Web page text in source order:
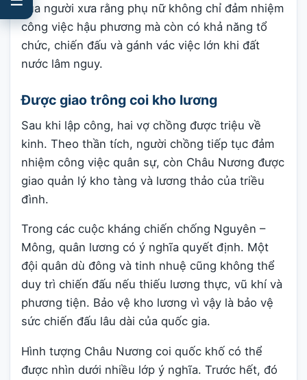
của người xưa rằng phụ nữ không chỉ đảm nhiệm
công việc hậu phương mà còn có khả năng tổ
chức, chiến đấu và gánh vác việc lớn khi đất
nước lâm nguy.
Được giao trông coi kho lương
Sau khi lập công, hai vợ chồng được triệu về
kinh. Theo thần tích, người chồng tiếp tục đảm
nhiệm công việc quân sự, còn Châu Nương được
giao quản lý kho tàng và lương thảo của triều
đình.
Trong các cuộc kháng chiến chống Nguyên –
Mông, quân lương có ý nghĩa quyết định. Một
đội quân dù đông và tinh nhuệ cũng không thể
duy trì chiến đấu nếu thiếu lương thực, vũ khí và
phương tiện. Bảo vệ kho lương vì vậy là bảo vệ
sức chiến đấu lâu dài của quốc gia.
Hình tượng Châu Nương coi quốc khố có thể
được nhìn dưới nhiều lớp ý nghĩa. Trước hết, đó